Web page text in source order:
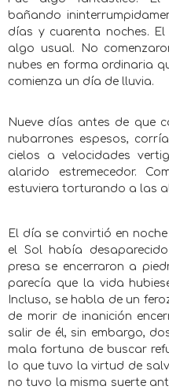
bañando
días y cuarenta noches.
algo usual. No
nubes en forma ordinaria
comienza un día de lluvia.
Nueve días antes de que
nubarrones espesos,
cielos a velocidades
alarido estremecedor.
estuviera torturando a las
El día se convirtió en
el Sol había
presa se encerraron a
parecía que la vida
Incluso, se habla de un
de morir de inanición
salir de él, sin embargo,
mala fortuna de buscar
lo que tuvo la virtud de
no tuvo la misma suerte